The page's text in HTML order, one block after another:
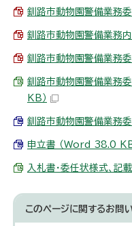
釧路市動物園警備業務
釧路市動物園警備業務
釧路市動物園警備業務
釧路市動物園警備業務
KB）
釧路市動物園警備業務
申立書 （Word 38.0 KB
入札書・委任状様式、
このページに関するお問